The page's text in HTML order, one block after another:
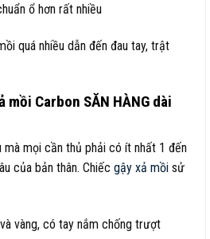
ổ hơn rất nhiều
quá nhiều dẫn đến đau tay, trật
mồi Carbon SĂN HÀNG dài
mà mọi cần thủ phải có ít nhất 1 đến
của bản thân. Chiếc gậy xả mồi sử
vàng, có tay nắm chống trượt